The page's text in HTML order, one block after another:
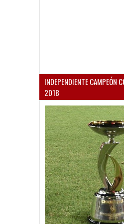
INDEPENDIENTE CAMPEÓN
2018